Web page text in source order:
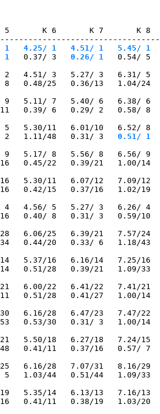
K 6       K 7       K
1
   4.25/ 1
   4.51/ 1
   5.45/ 1
1
   0.37/ 3
   0.26/ 1
0.54/ 5
4.51/ 3   5.27/ 3   6.31/ 5
8   0.48/25   0.36/13   1.04/24
5.11/ 7   5.40/ 6   6.38/
0.39/ 6   0.29/ 2   0.58/
5.30/11   6.01/10   6.52/
2   1.11/48   0.31/ 3
   0.51/ 1
5.17/ 8   5.56/ 8   6.56/
0.45/22   0.39/21   1.00/
5.30/11   6.07/12   7.09/12
0.42/15   0.37/16   1.02/
4.56/ 5   5.27/ 3   6.26/ 4
0.40/ 8   0.31/ 3   0.59/
6.06/25   6.39/21   7.57/
0.44/20   0.33/ 6   1.18/43
5.37/16   6.16/14   7.25/
0.51/28   0.39/21   1.09/
6.00/22   6.41/22   7.41/21
0.51/28   0.41/27   1.00/
28   6.47/23   7.47/22
0.53/30   0.31/ 3   1.00/
5.50/18   6.27/18   7.24/15
0.41/11   0.37/16   0.57/
6.16/28   7.07/31   8.16/29
1.03/44   0.51/44   1.09/
14   6.13/13   7.16/13
0.41/11   0.38/19   1.03/